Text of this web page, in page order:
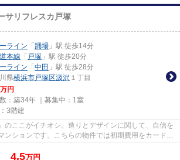
サリフレスカ戸塚
ライン 「 踊場 」駅 徒歩14分
本線 「 戸塚 」駅 徒歩20分
ライン 「 中田 」駅 徒歩28分
県横浜市戸塚区汲沢 １丁目
万円
：築34年 ｜募集中： 1室
3階建
のここがイチオシ。造りとデザインに関して、自信を
ンションです。こちらの物件では初期費用をカードで
...
4.5万円